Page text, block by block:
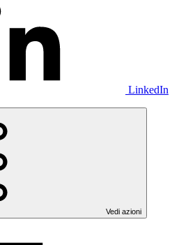
LinkedIn
Vedi azioni